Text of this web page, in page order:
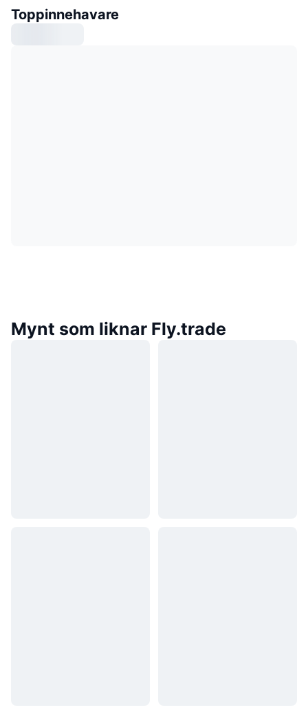
Toppinnehavare
Mynt som liknar Fly.trade